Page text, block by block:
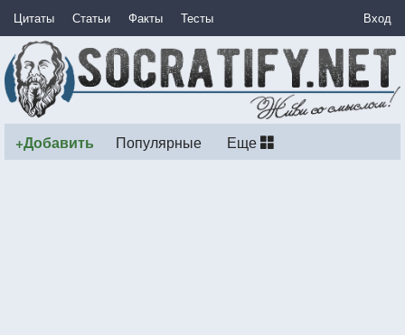
Цитаты Статьи Факты Тесты Вход
+Добавить Популярные Еще